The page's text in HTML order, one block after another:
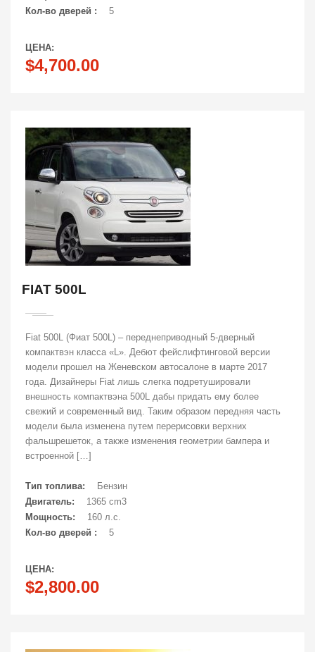
Кол-во дверей :
5
ЦЕНА:
$4,700.00
FIAT 500L
Fiat 500L (Фиат 500L) – переднеприводный 5-дверный
компактвэн класса «L». Дебют фейслифтинговой версии
модели прошел на Женевском автосалоне в марте 2017
года. Дизайнеры Fiat лишь слегка подретушировали
внешность компактвэна 500L дабы придать ему более
свежий и современный вид. Таким образом передняя часть
модели была изменена путем перерисовки верхних
фальшрешеток, а также изменения геометрии бампера и
встроенной […]
Тип топлива:
Бензин
Двигатель:
1365 cm3
Мощность:
160 л.с.
Кол-во дверей :
5
ЦЕНА:
$2,800.00